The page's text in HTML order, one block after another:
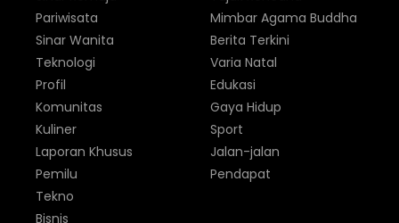
Pariwisata
Sinar Wanita
Mimbar Agama Buddha
Berita Terkini
Teknologi
Profil
Komunitas
Kuliner
Laporan Khusus
Pemilu
Varia Natal
Edukasi
Gaya Hidup
Sport
Jalan-jalan
Pendapat
Tekno
Bisnis